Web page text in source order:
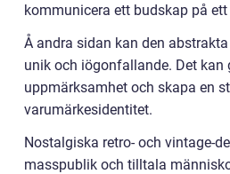
kommunicera ett budskap på
Å andra sidan kan den
unik och iögonfallande. Det kan
uppmärksamhet och skapa en
varumärkesidentitet.
Nostalgiska retro- och vintage-
masspublik och tilltala